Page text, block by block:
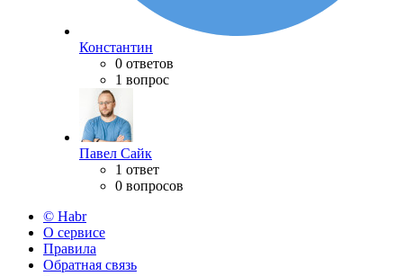
Константин
0 ответов
1 вопрос
Павел Сайк
1 ответ
0 вопросов
© Habr
О сервисе
Правила
Обратная связь